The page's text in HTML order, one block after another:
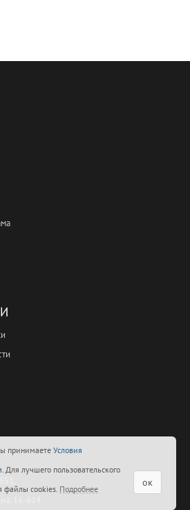
16-614.
принимаетеУсловия
. Для лучшего пользовательского
файлы cookies. Подробнее
ок